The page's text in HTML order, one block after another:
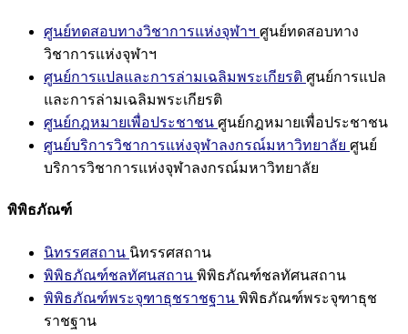
ศูนย์ทดสอบทางวิชาการแห่งจุฬาฯ ศูนย์ทดสอบทาง
วิชาการแห่งจุฬาฯ
ศูนย์การแปลและการล่ามเฉลิมพระเกียรติ ศูนย์การแปล
และการล่ามเฉลิมพระเกียรติ
ศูนย์กฎหมายเพื่อประชาชน ศูนย์กฎหมายเพื่อประชาชน
ศูนย์บริการวิชาการแห่งจุฬาลงกรณ์มหาวิทยาลัย ศูนย์
บริการวิชาการแห่งจุฬาลงกรณ์มหาวิทยาลัย
พิพิธภัณฑ์
นิทรรศสถาน นิทรรศสถาน
พิพิธภัณฑ์ชลทัศนสถาน พิพิธภัณฑ์ชลทัศนสถาน
พิพิธภัณฑ์พระจุฑาธุชราชฐาน พิพิธภัณฑ์พระจุฑาธุช
ราชฐาน